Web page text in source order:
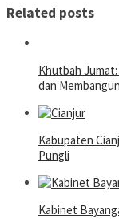
Related posts
Khutbah
dan
Kabupaten
Pungli
Kabinet